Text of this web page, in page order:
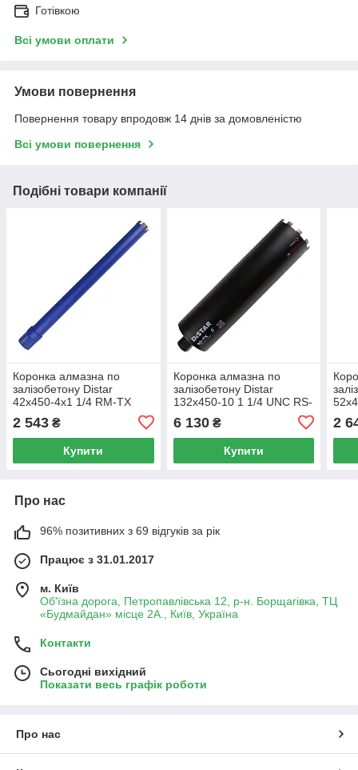
Готівкою
Всі умови оплати
Умови повернення
Повернення товару впродовж 14 днів за домовленістю
Всі умови повернення
Подібні товари компанії
Коронка алмазна по
залізобетону Distar
42x450-4x1 1/4 RM-TX
2 543 ₴
Купити
Коронка алмазна по
залізобетону Distar
132x450-10 1 1/4 UNC RS-
6 130₴
Купити
2
Про нас
96% позитивних з 69 відгуків за рік
Працює з 31.01.2017
м. Київ
Об'їзна дорога, Петропавлівська 12, р-н. Борщагівка, ТЦ
«Будмайдан» місце 2А., Київ, Україна
Контакти
Сьогодні вихідний
Показати весь графік роботи
Про нас